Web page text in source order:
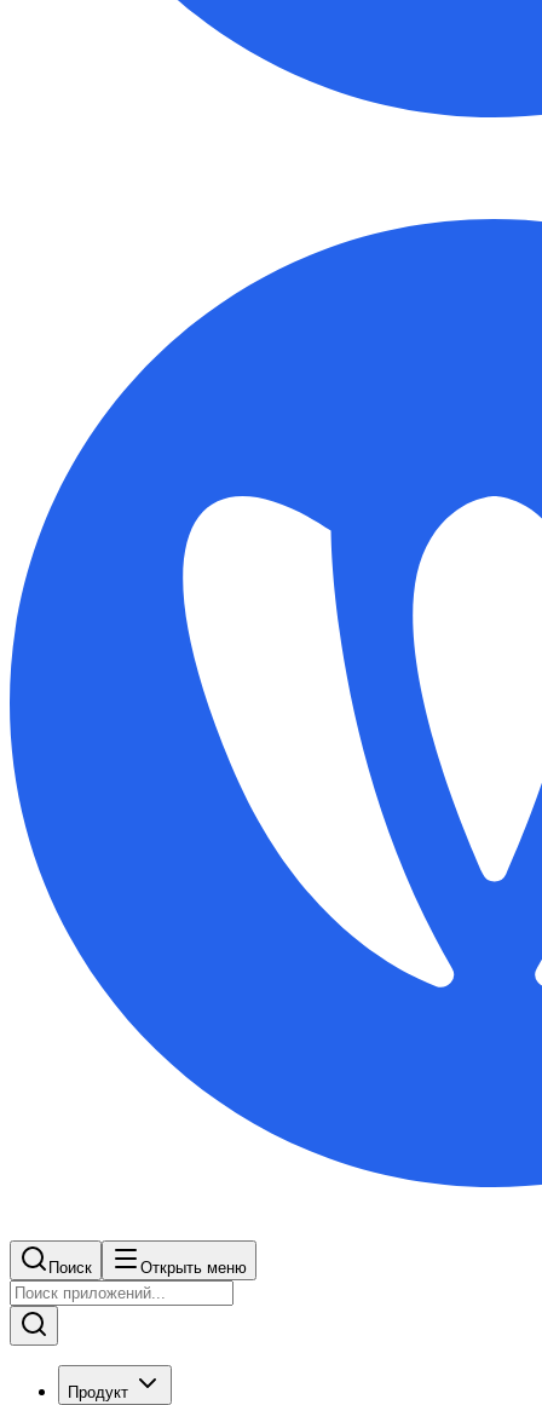
Поиск Открыть меню
Продукт